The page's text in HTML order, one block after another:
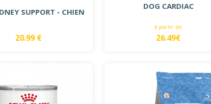
SUPPORT - CHIEN
20.99 €
DOG CARDIAC
à partir de
26.49€